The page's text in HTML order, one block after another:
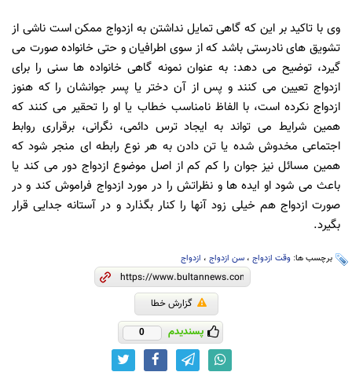
وی با تاکید بر این که گاهی تمایل نداشتن به ازدواج ممکن است ناشی از
تشویق های نادرستی باشد که از سوی اطرافیان و حتی خانواده صورت می
گیرد، توضیح می دهد: به عنوان نمونه گاهی خانواده ها سنی را برای
ازدواج تعیین می کنند و پس از آن دختر یا پسر جوانشان را که هنوز
ازدواج نکرده است، با الفاظ نامناسب خطاب یا او را تحقیر می کنند که
همین شرایط می تواند به ایجاد ترس دائمی، نگرانی، برقراری روابط
اجتماعی مخدوش شده یا تن دادن به هر نوع رابطه ای منجر شود که
همین مسائل نیز جوان را کم کم از اصل موضوع ازدواج دور می کند یا
باعث می شود او ایده ها و نظراتش را در مورد ازدواج فراموش کند و در
صورت ازدواج هم خیلی زود آنها را کنار بگذارد و در آستانه جدایی قرار
بگیرد.
برچسب ها: وقت ازدواج ، سن ازدواج ، ازدواج
گزارش خطا
پسندیدم 0